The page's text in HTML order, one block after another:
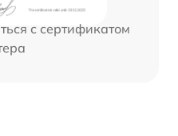
с сертификатом